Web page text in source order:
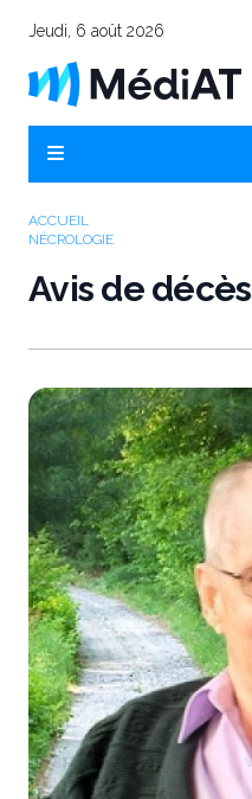
Jeudi, 6 août 2026
ACCUEIL
NÉCROLOGIE
Avis de décès